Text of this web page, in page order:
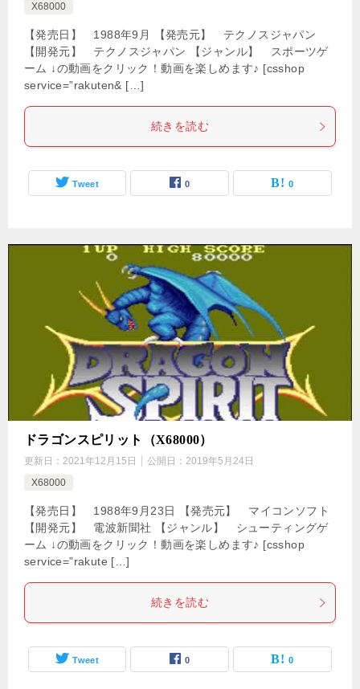
X68000
【発売日】 1988年9月 【発売元】 テクノスジャパン
【開発元】 テクノスジャパン 【ジャンル】 スポーツゲ
ーム ↓の動画をクリック！動画を楽しめます♪ [csshop
service=”rakuten& […]
続きを読む
Tweet 0 0
ドラゴンスピリット（X68000）
更新日： 2021年12月15日 公開日： 2019年5月24日
X68000
【発売日】 1988年9月23日 【発売元】 マイコンソフト
【開発元】 電波新聞社 【ジャンル】 シューティングゲ
ーム ↓の動画をクリック！動画を楽しめます♪ [csshop
service=”rakute […]
続きを読む
Tweet 0 0